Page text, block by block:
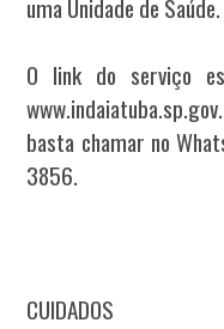
uma Unidade de Saúde.
O link do serviço
basta chamar no
3856.
CUIDADOS